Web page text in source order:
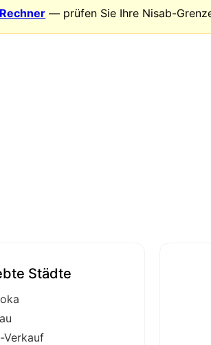
— prüfen Sie Ihre Nisab-
Städte
Verkauf